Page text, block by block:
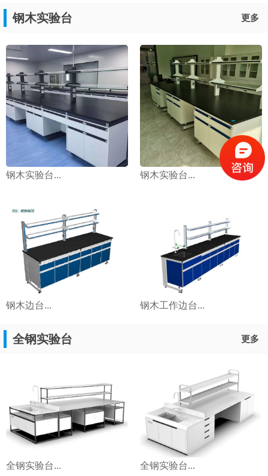
钢木实验台 更多
钢木实验台... 钢木实验台...
钢木边台... 钢木工作边台...
全钢实验台 更多
全钢实验台... 全钢实验台...